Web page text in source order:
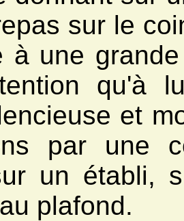
sur le
à une
qu'à
et
par une
un établi,
plafond.